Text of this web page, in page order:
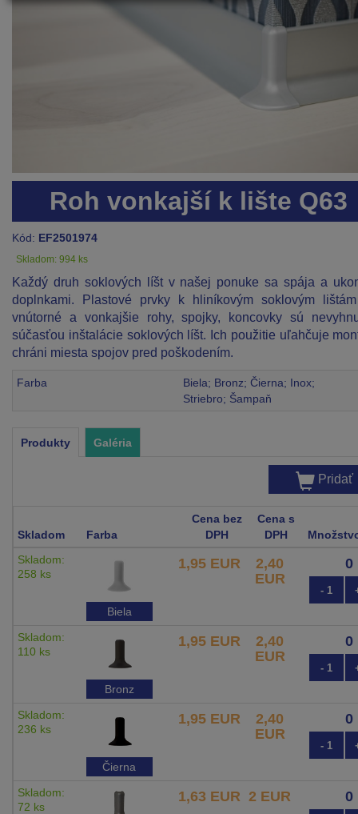
Roh vonkajší k lište Q63
Kód: EF2501974
Skladom: 994 ks
Každý druh soklových líšt v našej ponuke sa spája a
doplnkami. Plastové prvky k hliníkovým soklovým
vnútorné a vonkajšie rohy, spojky, koncovky sú
súčasťou inštalácie soklových líšt. Ich použitie uľahčuje
chráni miesta spojov pred poškodením.
Farba
Biela; Bronz; Čierna; Inox;
Striebro; Šampaň
Produkty Galéria
Pridať
Skladom Farba
Cena bez
DPH
Cena s
DPH
Skladom:
258 ks
Biela
1,95 EUR
2,40
EUR
- 1
Skladom:
110 ks
Bronz
1,95 EUR
2,40
EUR
- 1
Skladom:
236 ks
Čierna
1,95 EUR
2,40
EUR
- 1
Skladom:
72 ks
1,63 EUR 2 EUR